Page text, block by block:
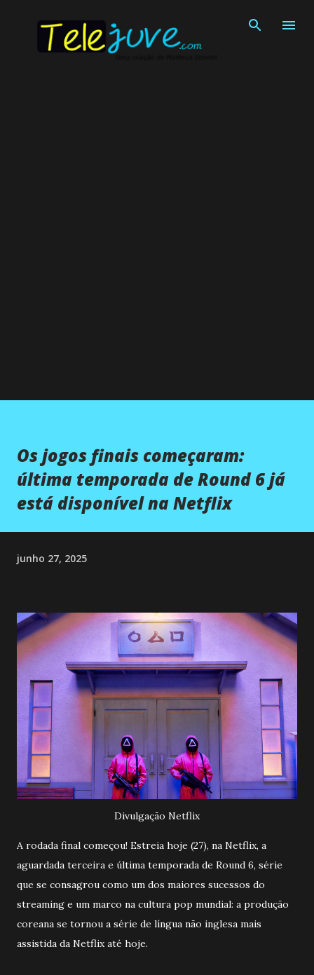
Os jogos finais começaram:
última temporada de Round 6 já
está disponível na Netflix
junho 27, 2025
Divulgação Netflix
A rodada final começou! Estreia hoje (27), na Netflix, a
aguardada terceira e última temporada de Round 6, série
que se consagrou como um dos maiores sucessos do
streaming e um marco na cultura pop mundial: a produção
coreana se tornou a série de língua não inglesa mais
assistida da Netflix até hoje.